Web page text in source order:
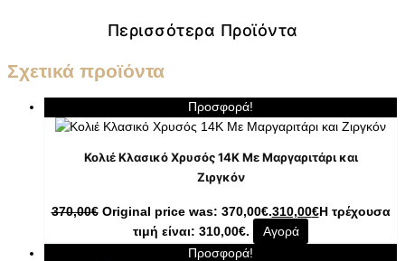
Περισσότερα Προϊόντα
Σχετικά προϊόντα
Προσφορά!
Κολιέ Κλασικό Χρυσός 14K Με Μαργαριτάρι και
Ζιργκόν
370,00€ Original price was: 370,00€.310,00€Η τρέχουσα
τιμή είναι: 310,00€.
Αγορά
Προσφορά!